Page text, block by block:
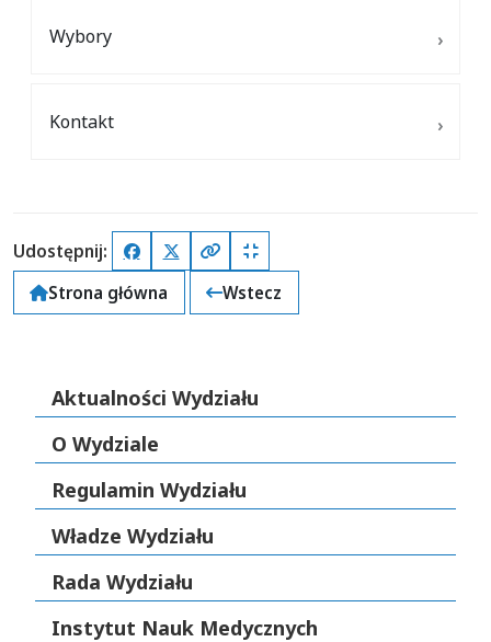
Wybory
Kontakt
Udostępnij: FacebookX (Twitter)
Kopiuj pełny link
Kopiuj krótki link
Strona główna
Wstecz
Aktualności Wydziału
O Wydziale
Regulamin Wydziału
Władze Wydziału
Rada Wydziału
Instytut Nauk Medycznych